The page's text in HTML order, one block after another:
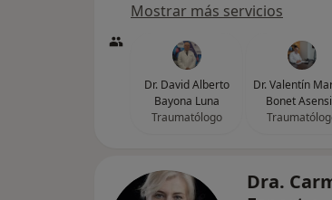
Mostrar más servicios
Dr. David Alberto
Bayona Luna
Traumatólogo
Dr. Valentín
Bonet
Dra.